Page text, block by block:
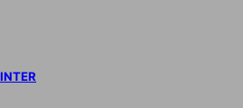
INTER